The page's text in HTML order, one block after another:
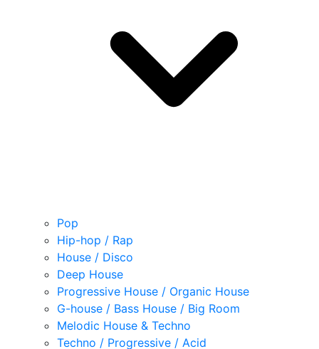
Pop
Hip-hop / Rap
House / Disco
Deep House
Progressive House / Organic House
G-house / Bass House / Big Room
Melodic House & Techno
Techno / Progressive / Acid